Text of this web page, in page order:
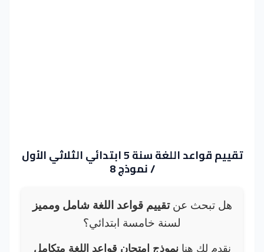
تقييم قواعد اللغة سنة 5 ابتدائي الثلاثي الأول
/ نموذج 8
هل تبحث عنتقييم قواعد اللغة شامل ومميز
لسنة خامسة ابتدائي؟
نقدم لك هنانموذج امتحان قواعد اللغة متكامل